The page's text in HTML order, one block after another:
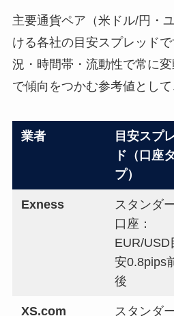
主要通貨ペア（米ドル/円・
ける各社の目安スプレッド
況・時間帯・流動性で常に
で傾向をつかむ参考値として
業者
目安スプ
ド（口座
プ）
Exness
スタンダ
口座：
EUR/USD
安0.8pips
後
XS.com
スタンダ